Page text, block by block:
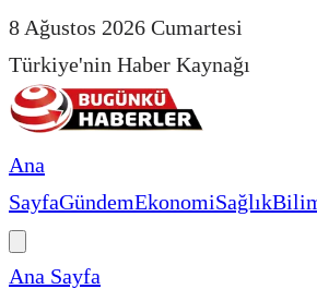
8 Ağustos 2026 Cumartesi
Türkiye'nin Haber Kaynağı
Ana
SayfaGündemEkonomiSağlık
Ana Sayfa